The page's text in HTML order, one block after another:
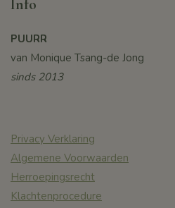
Info
PUURR
van Monique Tsang-de Jong
sinds 2013
Privacy Verklaring
Algemene Voorwaarden
Herroepingsrecht
Klachtenprocedure